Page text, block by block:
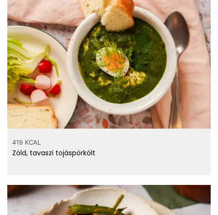
Hány kalória
gramm
reteklevél?
419 KCAL
Zöld, tavaszi tojáspörkölt